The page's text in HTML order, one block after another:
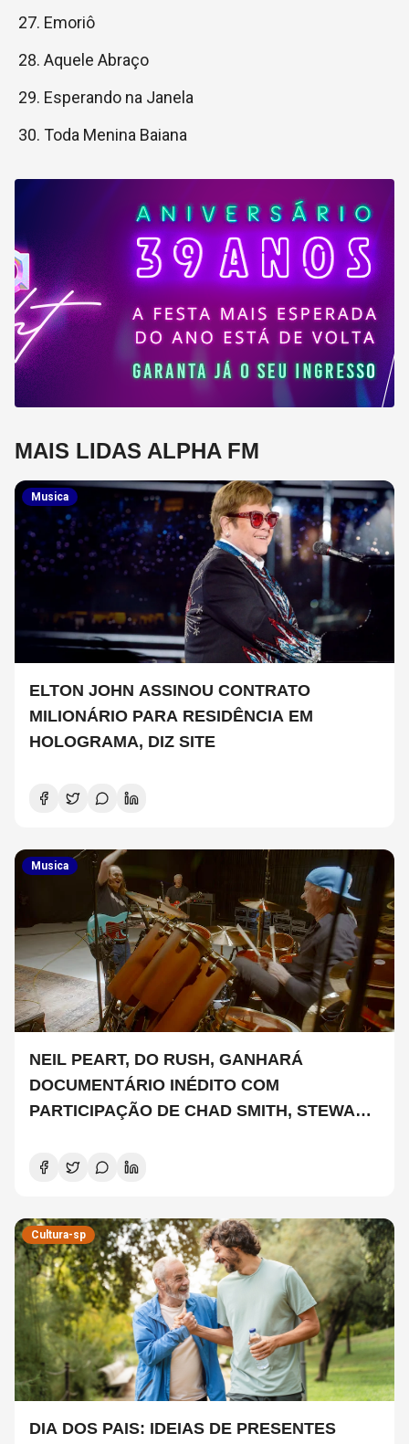
Emoriô
Aquele Abraço
Esperando na Janela
Toda Menina Baiana
MAIS LIDAS ALPHA FM
Musica
ELTON JOHN ASSINOU CONTRATO
MILIONÁRIO PARA RESIDÊNCIA EM
HOLOGRAMA, DIZ SITE
Musica
NEIL PEART, DO RUSH, GANHARÁ
DOCUMENTÁRIO INÉDITO COM
PARTICIPAÇÃO DE CHAD SMITH, STEWART
Cultura-sp
DIA DOS PAIS: IDEIAS DE PRESENTES